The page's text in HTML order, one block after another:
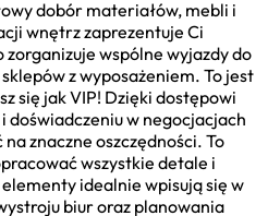
dobór materiałów, mebli i
wnętrz zaprezentuje Ci
wspólne wyjazdy do
z wyposażeniem. To jest
się jak VIP! Dzięki dostępowi
doświadczeniu w negocjacjach
znaczne oszczędności. To
wszystkie detale i
idealnie wpisują się w
biur oraz planowania